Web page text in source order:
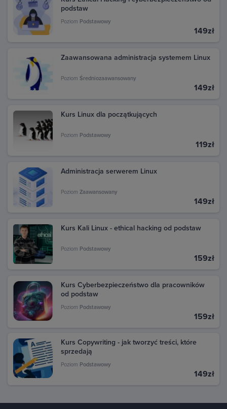
podstaw
Poziom Podstawowy
149zł
Zaawansowana administracja systemem Linux
Poziom Średniozaawansowany
149zł
Kurs Linux dla początkujących
Poziom Podstawowy
119zł
Administracja serwerem Linux
Poziom Zaawansowany
149zł
Kurs Kali Linux - ethical hacking od podstaw
Poziom Podstawowy
159zł
Kurs Cyberbezpieczeństwo dla pracowników
od podstaw
Poziom Podstawowy
159zł
Kurs Copywriting - jak tworzyć treści, które
sprzedają
Poziom Podstawowy
149zł